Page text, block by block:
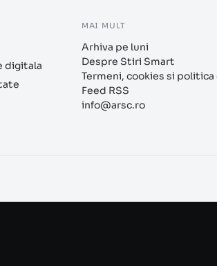
digitala
MAI MULT
Arhiva pe luni
Despre Stiri Smart
Termeni, cookies si
Feed RSS
info@arsc.ro